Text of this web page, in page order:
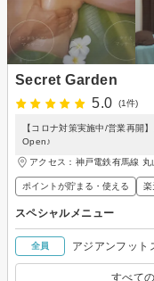
Secret Garden
5.0
(1件)
【コロナ対策実施中/営業再開
Open♪
アクセス：神戸電鉄有馬線
ポイントが貯まる・使える 楽
スペシャルメニュー
全員 アジアンフット
すべて